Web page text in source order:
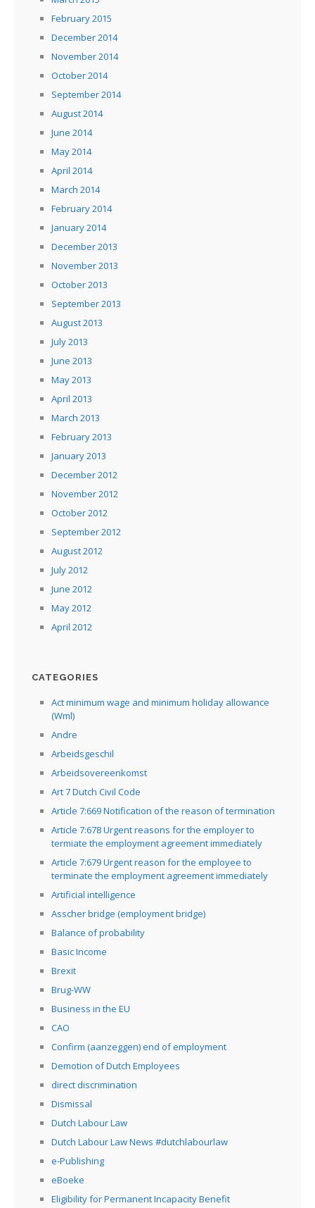
February 2015
December 2014
November 2014
October 2014
September 2014
August 2014
June 2014
May 2014
April 2014
March 2014
February 2014
January 2014
December 2013
November 2013
October 2013
September 2013
August 2013
July 2013
June 2013
May 2013
April 2013
March 2013
February 2013
January 2013
December 2012
November 2012
October 2012
September 2012
August 2012
July 2012
June 2012
May 2012
April 2012
CATEGORIES
Act minimum wage and minimum holiday allowance
(Wml)
Andre
Arbeidsgeschil
Arbeidsovereenkomst
Art 7 Dutch Civil Code
Article 7:669 Notification of the reason of termination
Article 7:678 Urgent reasons for the employer to
termiate the employment agreement immediately
Article 7:679 Urgent reason for the employee to
terminate the employment agreement immediately
Artificial intelligence
Asscher bridge (employment bridge)
Balance of probability
Basic Income
Brexit
Brug-WW
Business in the EU
CAO
Confirm (aanzeggen) end of employment
Demotion of Dutch Employees
direct discrimination
Dismissal
Dutch Labour Law
Dutch Labour Law News #dutchlabourlaw
e-Publishing
eBoeke
Eligibility for Permanent Incapacity Benefit